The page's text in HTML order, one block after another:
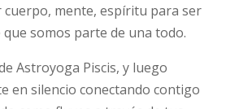
cuerpo, mente, espíritu para ser
que somos parte de una todo.
Astroyoga Piscis, y luego
en silencio conectando contigo